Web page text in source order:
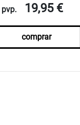
pvp. 19,95 €
comprar